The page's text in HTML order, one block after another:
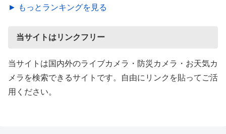
► もっとランキングを見る
当サイトはリンクフリー
当サイトは国内外のライブカメラ・防災カメラ・お天気カ
メラを検索できるサイトです。自由にリンクを貼ってご活
用ください。